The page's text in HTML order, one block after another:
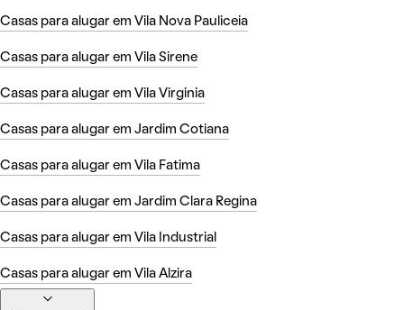
Casas para alugar em Vila Nova Pauliceia
Casas para alugar em Vila Sirene
Casas para alugar em Vila Virginia
Casas para alugar em Jardim Cotiana
Casas para alugar em Vila Fatima
Casas para alugar em Jardim Clara Regina
Casas para alugar em Vila Industrial
Casas para alugar em Vila Alzira